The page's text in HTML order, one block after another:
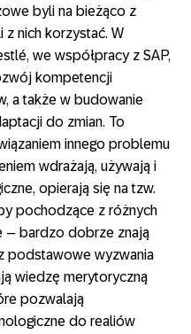
byli na bieżąco z
z nich korzystać. W
we współpracy z SAP,
kompetencji
a także w budowanie
do zmian. To
innego problemu
wdrażają, używają i
opierają się na tzw.
pochodzące z różnych
– bardzo dobrze znają
podstawowe wyzwania
wiedzę merytoryczną
pozwalają
do realiów